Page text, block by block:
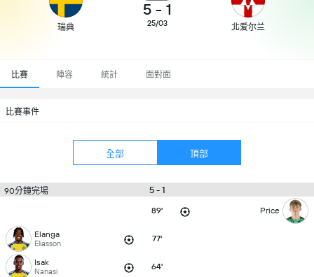
瑞典
5 - 1
25/03 北爱尔兰
比賽 陣容 統計 面對面
比賽事件
全部 頂部
90分鐘完場 5 - 1
89' Price
Elanga
Eliasson 77'
Isak
Nanasi 64'